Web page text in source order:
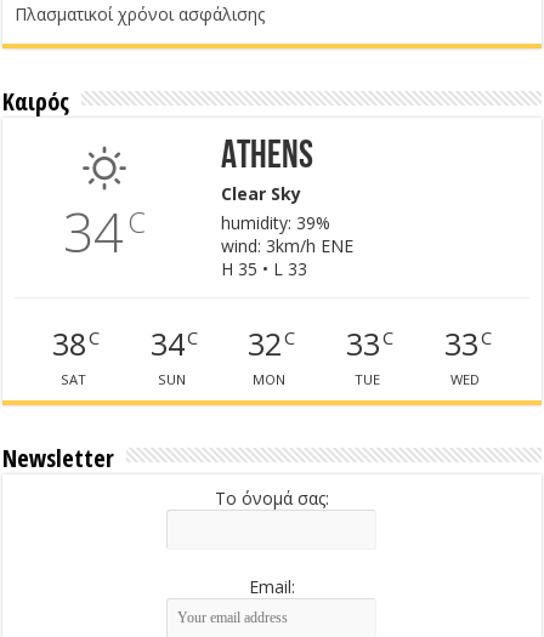
Πλασματικοί χρόνοι ασφάλισης
Καιρός
34C
Athens
Clear Sky
humidity: 39%
wind: 3km/h ENE
H 35 • L 33
38C
SAT
34C
SUN
32C
MON
33C
TUE
33C
WED
Newsletter
Το όνομά σας:
Email: